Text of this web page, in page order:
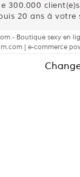
300.000 client(e)s
20 ans à votre
- Boutique sexy en
| e-commerce